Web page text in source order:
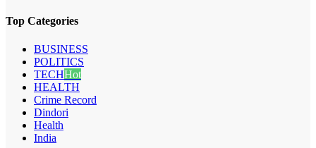
Top Categories
BUSINESS
POLITICS
TECHHot
HEALTH
Crime Record
Dindori
Health
India